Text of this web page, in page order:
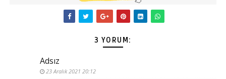
3 YORUM:
Adsız
23 Aralık 2021 20:12